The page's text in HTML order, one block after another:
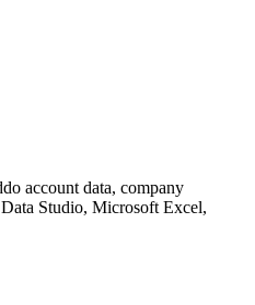
account data, company
Studio, Microsoft Excel,